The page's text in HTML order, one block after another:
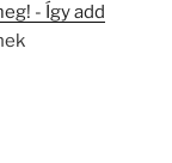
- Így add